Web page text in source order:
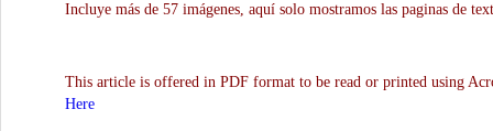
Incluye más de 57 imágenes, aquí solo mostramos las paginas de
This article is offered in PDF format to be read or printed using
Here